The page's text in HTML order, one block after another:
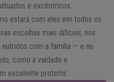
e excêntricos.
estará com eles em todos os
escolhas mais difíceis, nos
com a família — e no
como a vaidade e
excelente protetor.